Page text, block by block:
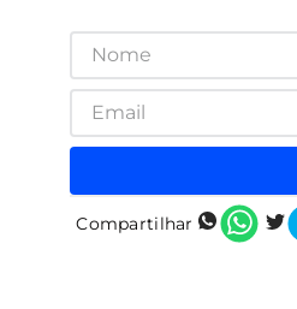
Compartilhar